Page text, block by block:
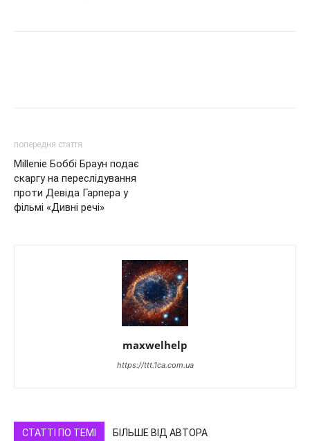
попередня стаття
Millenie Боббі Браун подає
скаргу на переслідування
проти Девіда Гарпера у
фільмі «Дивні речі»
maxwelhelp
https://ttt.1ca.com.ua
СТАТТІ ПО ТЕМІ БІЛЬШЕ ВІД АВТОРА